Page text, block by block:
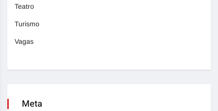
Teatro
Turismo
Vagas
Meta